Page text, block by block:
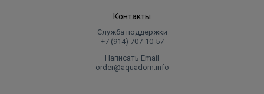
Контакты
Служба поддержки
+7 (914) 707‑10‑57
Написать Email
order@aquadom.info